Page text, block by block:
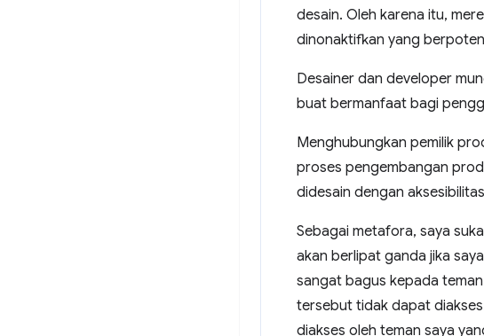
desain. Oleh karena itu,
dinonaktifkan yang
Desainer dan developer
buat bermanfaat bagi
Menghubungkan pemilik
proses pengembangan
didesain dengan
Sebagai metafora, saya
akan berlipat ganda jika
sangat bagus kepada
tersebut tidak dapat
diakses oleh teman saya